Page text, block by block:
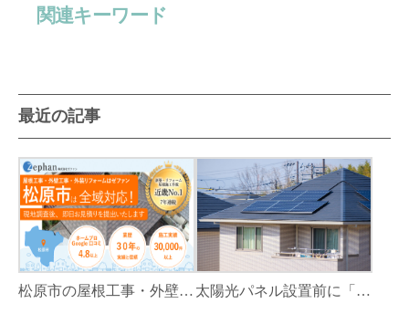
関連キーワード
最近の記事
松原市の屋根工事・外壁工事・外装リフォームはゼファン！松原市内の工事事例もご紹介 太陽光パネル設置前に「屋根カバー工法」をすべき理由！葺き替えとの違いや費用・雨漏り対策をプロが解説